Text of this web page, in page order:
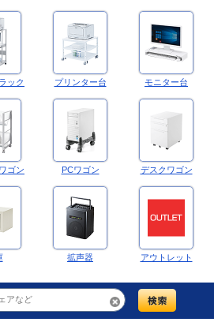
ック プリンター台 モニター台
ゴン PCワゴン デスクワゴン
拡声器 アウトレット